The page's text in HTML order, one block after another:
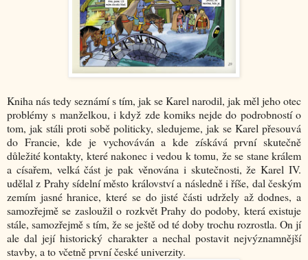
Kniha nás tedy seznámí s tím, jak se Karel narodil, jak měl jeho otec
problémy s manželkou, i když zde komiks nejde do podrobností o
tom, jak stáli proti sobě politicky, sledujeme, jak se Karel přesouvá
do Francie, kde je vychováván a kde získává první skutečně
důležité kontakty, které nakonec i vedou k tomu, že se stane králem
a císařem, velká část je pak věnována i skutečnosti, že Karel IV.
udělal z Prahy sídelní město království a následně i říše, dal českým
zemím jasné hranice, které se do jisté části udržely až dodnes, a
samozřejmě se zasloužil o rozkvět Prahy do podoby, která existuje
stále, samozřejmě s tím, že se ještě od té doby trochu rozrostla. On jí
ale dal její historický charakter a nechal postavit nejvýznamnější
stavby, a to včetně první české univerzity.